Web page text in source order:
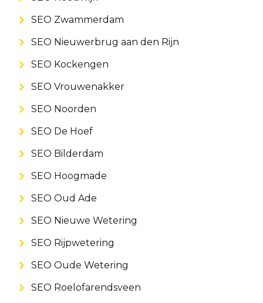
SEO Zwammerdam
SEO Nieuwerbrug aan den Rijn
SEO Kockengen
SEO Vrouwenakker
SEO Noorden
SEO De Hoef
SEO Bilderdam
SEO Hoogmade
SEO Oud Ade
SEO Nieuwe Wetering
SEO Rijpwetering
SEO Oude Wetering
SEO Roelofarendsveen